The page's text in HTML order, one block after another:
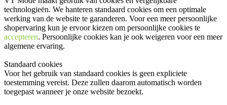
technologieën. We hanteren standaard cookies om een optimale
werking van de website te garanderen. Voor een meer persoonlijke
shopervaring kun je ervoor kiezen om persoonlijke cookies te
accepteren. Persoonlijke cookies kan je ook weigeren voor een meer
algemene ervaring.
Standaard cookies
Voor het gebruik van standaard cookies is geen expliciete
toestemming vereist. Deze zullen daarom automatisch worden
toegepast wanneer je onze website bezoekt.